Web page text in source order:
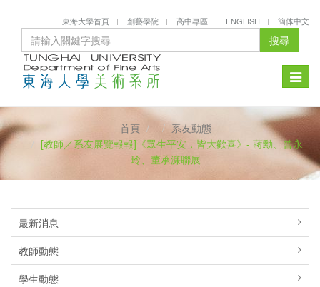
東海大學首頁 創藝學院 高中專區 ENGLISH 簡体中文
搜尋
Toggle
首頁
系友動態
[教師／系友展覽報報]《眾生平安，皆大歡喜》- 蔣勳、曾永
玲、董承濂聯展
最新消息
教師動態
學生動態